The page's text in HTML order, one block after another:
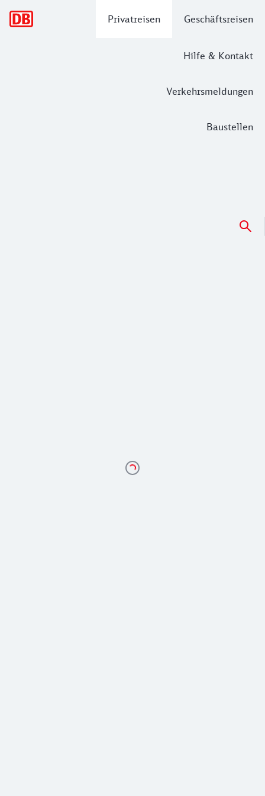
Privatreisen Geschäftsreisen
Hilfe & Kontakt
Verkehrsmeldungen
Baustellen